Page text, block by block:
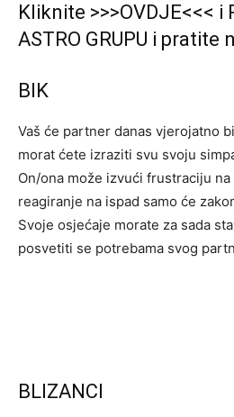
Kliknite >>>OVDJE<<< i
ASTRO GRUPU i pratite
BIK
Vaš će partner danas vjerojatno
morat ćete izraziti svu svoju
On/ona može izvući frustraciju na
reagiranje na ispad samo će
Svoje osjećaje morate za sada
posvetiti se potrebama svog
BLIZANCI